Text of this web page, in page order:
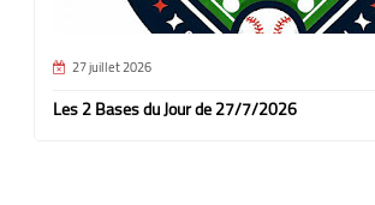
27 juillet 2026
Les 2 Bases du Jour de 27/7/2026